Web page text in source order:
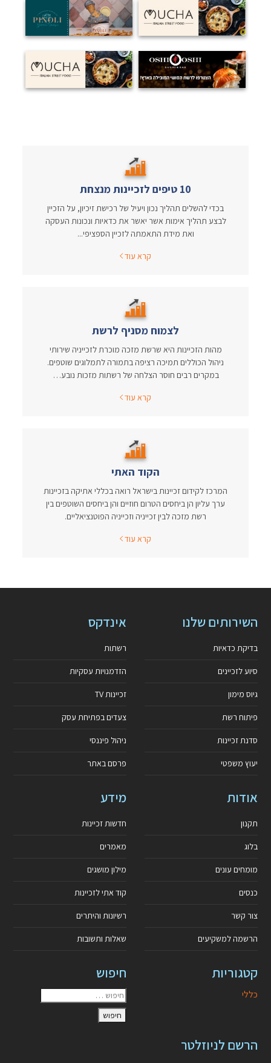
10 טיפים לזכיינות מנצחת
בכדי להשלים תהליך נכון ויעיל של רכישת זיכיון, על הזכיין
לבצע תהליך אימות אשר יאשר את כדאיות ונכונות העסקה
ואת מידת התאמתה לזכיין הספציפי...
קרא עוד
לצמוח מסניף לרשת
מהות הזכיינות היא שרשת מזכה מוכרת לזכייניה שירותי
ניהול הכוללים תמיכה רציפה בתמורה לתמלוגים שוטפים.
במקרים רבים חוסר הצלחה של רשתות מזכות נובע…
קרא עוד
הקוד האתי
המרכז לקידום זכיינות בישראל רואה בכללי אתיקה בזכיינות
ערך עליון הן ביחסים הטרום חוזיים והן ביחסים השוטפים בין
רשת מזכה לבין זכייניה וזכייניה הפוטנציאליים.
קרא עוד
השירותים שלנו
בדיקת כדאיות
סיוע לזכיינים
גיוס מימון
פיתוח רשת
סדנת זכיינות
יעוץ משפטי
אינדקס
רשתות
הזדמנויות עסקיות
זכיינות TV
צעדים בפתיחת עסק
ניהול פיננסי
פרסם באתר
אודות
תקנון
בלוג
מומחים עונים
כנסים
צור קשר
הרשמה למשקיעים
מידע
חדשות זכיינות
מאמרים
מילון מושגים
קוד אתי לזכיינות
רשיונות והיתרים
שאלות ותשובות
קטגוריות
כללי
חיפוש
הרשם לניוזלטר